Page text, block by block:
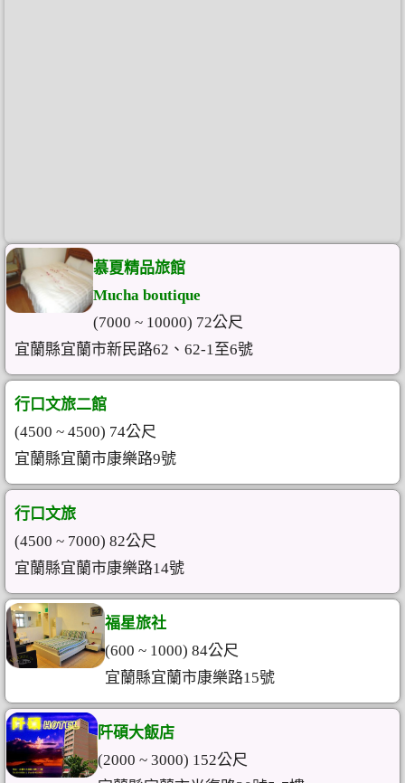
慕夏精品旅館
Mucha boutique
(7000 ~ 10000) 72公尺
宜蘭縣宜蘭市新民路62、62-1至6號
行口文旅二館
(4500 ~ 4500) 74公尺
宜蘭縣宜蘭市康樂路9號
行口文旅
(4500 ~ 7000) 82公尺
宜蘭縣宜蘭市康樂路14號
福星旅社
(600 ~ 1000) 84公尺
宜蘭縣宜蘭市康樂路15號
阡碩大飯店
(2000 ~ 3000) 152公尺